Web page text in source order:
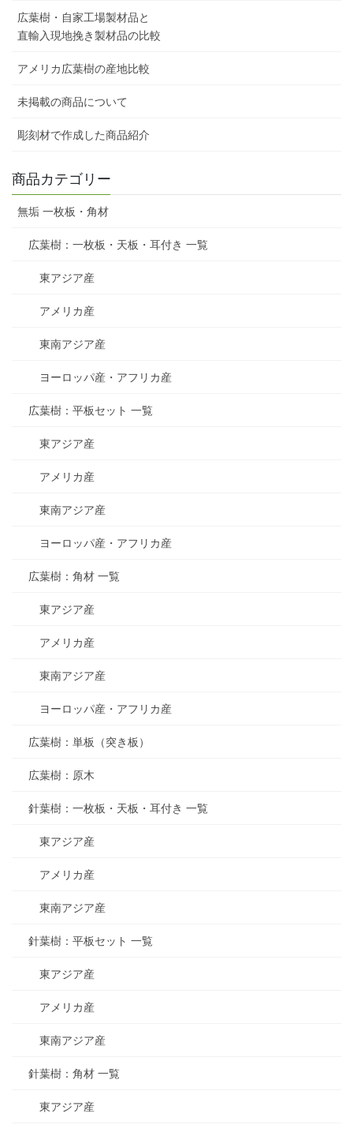
広葉樹・自家工場製材品と
直輸入現地挽き製材品の比較
アメリカ広葉樹の産地比較
未掲載の商品について
彫刻材で作成した商品紹介
商品カテゴリー
無垢 一枚板・角材
広葉樹：一枚板・天板・耳付き 一覧
東アジア産
アメリカ産
東南アジア産
ヨーロッパ産・アフリカ産
広葉樹：平板セット 一覧
東アジア産
アメリカ産
東南アジア産
ヨーロッパ産・アフリカ産
広葉樹：角材 一覧
東アジア産
アメリカ産
東南アジア産
ヨーロッパ産・アフリカ産
広葉樹：単板（突き板）
広葉樹：原木
針葉樹：一枚板・天板・耳付き 一覧
東アジア産
アメリカ産
東南アジア産
針葉樹：平板セット 一覧
東アジア産
アメリカ産
東南アジア産
針葉樹：角材 一覧
東アジア産